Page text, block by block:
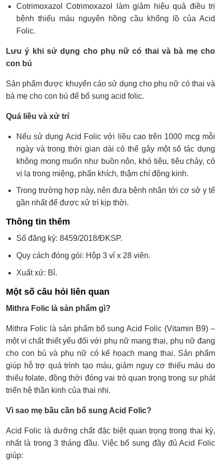
Cotrimoxazol Cotrimoxazol làm giảm hiệu quả điều trị
bệnh thiếu máu nguyên hồng cầu khổng lồ của Acid
Folic.
Lưu ý khi sử dụng cho phụ nữ có thai và bà mẹ cho
con bú
Sản phẩm được khuyến cáo sử dụng cho phụ nữ có thai và
bà mẹ cho con bú để bổ sung acid folic.
Quá liều và xử trí
Nếu sử dụng Acid Folic với liều cao trên 1000 mcg mỗi
ngày và trong thời gian dài có thể gây một số tác dụng
không mong muốn như buồn nôn, khó tiêu, tiêu chảy, có
vị lạ trong miệng, phấn khích, thậm chí động kinh.
Trong trường hợp này, nên đưa bệnh nhân tới cơ sở y tế
gần nhất để được xử trí kịp thời.
Thông tin thêm
Số đăng ký: 8459/2018/ĐKSP.
Quy cách đóng gói: Hộp 3 vỉ x 28 viên.
Xuất xứ: Bỉ.
Một số câu hỏi liên quan
Mithra Folic là sản phẩm gì?
Mithra Folic là sản phẩm bổ sung Acid Folic (Vitamin B9) –
một vi chất thiết yếu đối với phụ nữ mang thai, phụ nữ đang
cho con bú và phụ nữ có kế hoạch mang thai. Sản phẩm
giúp hỗ trợ quá trình tạo máu, giảm nguy cơ thiếu máu do
thiếu folate, đồng thời đóng vai trò quan trọng trong sự phát
triển hệ thần kinh của thai nhi.
Vì sao mẹ bầu cần bổ sung Acid Folic?
Acid Folic là dưỡng chất đặc biệt quan trọng trong thai kỳ,
nhất là trong 3 tháng đầu. Việc bổ sung đầy đủ Acid Folic
giúp: